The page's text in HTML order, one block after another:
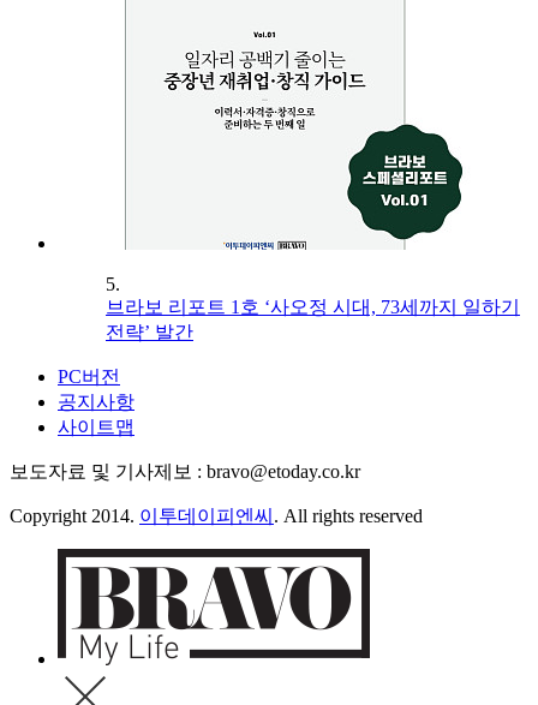
5.
브라보 리포트 1호 ‘사오정 시대, 73세까지 일하기
전략’ 발간
PC버전
공지사항
사이트맵
보도자료 및 기사제보 : bravo@etoday.co.kr
Copyright 2014. 이투데이피엔씨 . All rights reserved